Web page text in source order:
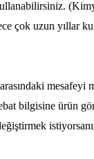
çok uzun yıllar
mesafeyi
bilgisine ürün